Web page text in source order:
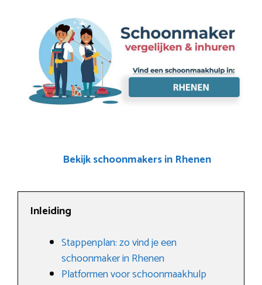
Bekijk schoonmakers in Rhenen
Inleiding
Stappenplan: zo vind je een
schoonmaker in Rhenen
Platformen voor schoonmaakhulp